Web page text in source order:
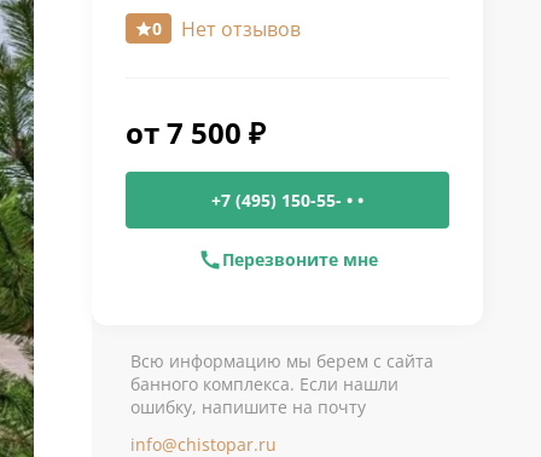
0 Нет отзывов
от7 500 ₽
+7 (495) 150-55- • •
Перезвоните мне
Всю информацию мы берем с сайта
банного комплекса. Если нашли
ошибку, напишите на почту
info@chistopar.ru